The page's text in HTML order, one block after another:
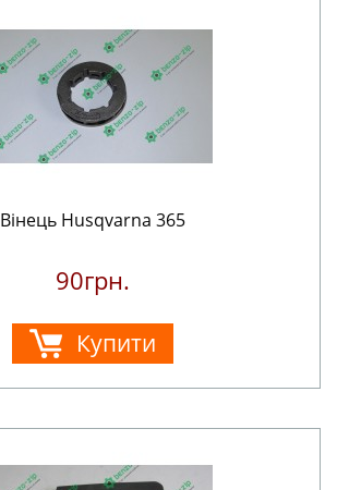
Вінець Husqvarna 365
90грн.
Купити